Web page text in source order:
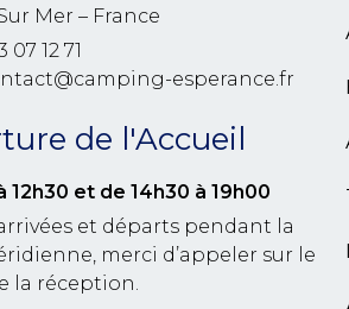
Mer – France
07 12 71
esperance.fr
de l'Accueil
12h30 et de 14h30 à 19h00
et départs pendant la
merci d’appeler sur le
la réception.